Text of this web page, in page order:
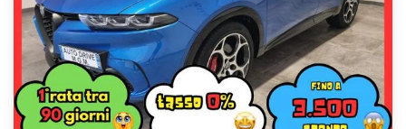
cookie
policy.
Puoi
rivedere
e
modificare
le